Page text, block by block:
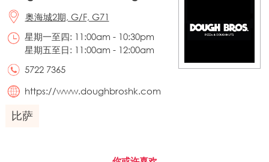
奥海城2期, G/F, G71
星期一至四: 11:00am - 10:30pm
星期五至日: 11:00am - 12:00am
5722 7365
https://www.doughbroshk.com
比萨